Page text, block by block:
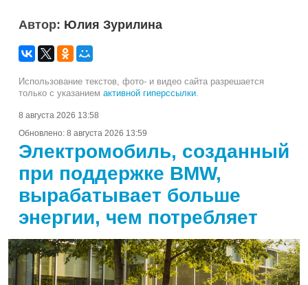
Автор: Юлия Зурилина
Использование текстов, фото- и видео сайта разрешается
только с указанием активной гиперссылки
8 августа 2026 13:58
Обновлено: 8 августа 2026 13:59
Электромобиль, созданный
при поддержке BMW,
вырабатывает больше
энергии, чем потребляет